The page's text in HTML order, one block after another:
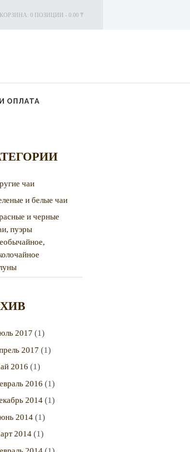
0 ПОЗИЦИИ - 0.00 ₸
ОПЛАТА
чаи
и белые чаи
и черные
пуэры
2017 (1)
2017 (1)
2016 (1)
2016 (1)
2014(1)
2014(1)
2014(1)